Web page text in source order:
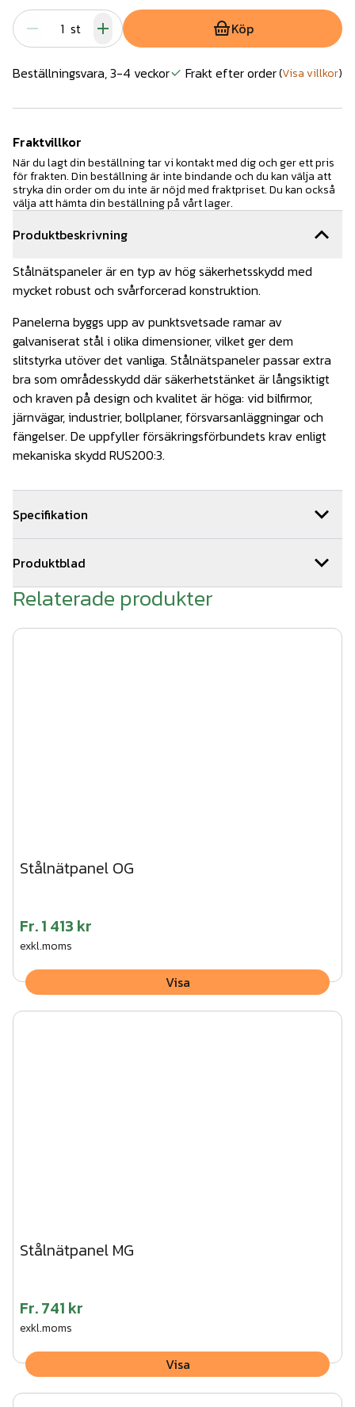
Produktbeskrivning
Stålnätspaneler är en typ av hög säkerhetsskydd med
mycket robust och svårforcerad konstruktion.
Panelerna byggs upp av punktsvetsade ramar av
galvaniserat stål i olika dimensioner, vilket ger dem
slitstyrka utöver det vanliga. Stålnätspaneler passar extra
bra som områdesskydd där säkerhetstänket är långsiktigt
och kraven på design och kvalitet är höga: vid bilfirmor,
järnvägar, industrier, bollplaner, försvarsanläggningar och
fängelser. De uppfyller försäkringsförbundets krav enligt
mekaniska skydd RUS200:3.
Specifikation
Färg: Mörkgrön, RAL 6005
Produktblad
produktblad stålnätspaneler 2022.pdf
Relaterade produkter
Stålnätpanel OG
Fr.1 413 kr
exkl.moms
Visa
Stålnätpanel MG
Fr.741 kr
exkl.moms
Visa
st Köp
Beställningsvara, 3-4 veckor Frakt efter order(Visa villkor)
Fraktvillkor
När du lagt din beställning tar vi kontakt med dig och ger ett pris
för frakten. Din beställning är inte bindande och du kan välja att
stryka din order om du inte är nöjd med fraktpriset. Du kan också
välja att hämta din beställning på vårt lager.